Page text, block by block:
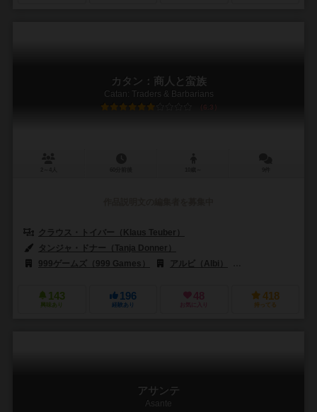
カタン：商人と蛮族
Catan: Traders & Barbarians
6.3
クラウス・トイバー（Klaus Teuber）
タンジャ・ドナー（Tanja Donner）
999ゲームズ（999 Games）
アルビ（Albi）
143
興味あり
196
経験あり
48
お気に入り
418
持ってる
アサンテ
Asante